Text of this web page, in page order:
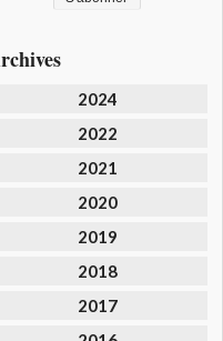
2024
2022
2021
2020
2019
2018
2017